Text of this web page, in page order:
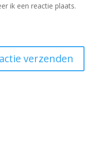
ik een reactie plaats.